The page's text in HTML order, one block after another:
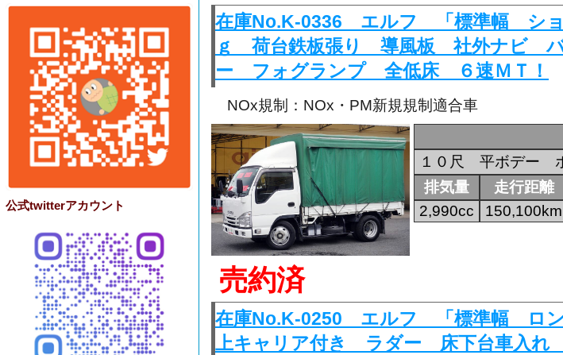
公式twitterアカウント
在庫No.K-0336 エルフ 「標準幅 シ
ｇ 荷台鉄板張り 導風板 社外ナビ
ー フォグランプ 全低床 ６速ＭＴ！
NOx規制：NOx・PM新規規制適合車
売約済
１０尺 平ボデー
排気量
2,990cc
走行距離
150,100km
在庫No.K-0250 エルフ 「標準幅 ロ
上キャリア付き ラダー 床下台車入